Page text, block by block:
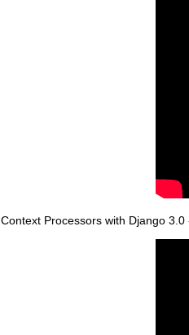
Context Processors with Django